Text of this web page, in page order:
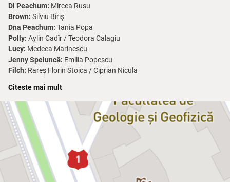
Dl Peachum: Mircea Rusu
Brown: Silviu Biriş
Dna Peachum: Tania Popa
Polly: Aylin Cadîr / Teodora Calagiu
Lucy: Medeea Marinescu
Jenny Speluncă: Emilia Popescu
Filch: Rareș Florin Stoica / Ciprian Nicula
Jakob Sfarmă Țeste:
Robert Fierăstrău:Mihai Verbițchi
Walter Salcie Plângătoare:Orodel Olaru
Jimmy: Silviu Mircescu / Mihai Munteniță
Smith: Daniel Hara / Mihai Munteniță
Părintele Kimball:
Eduard Cîrlan
Orbi, Cerșetori, Polițiști:Rareș Florin Stoica / Eduard Cîrlan /
Alexandru Nicolae Mihai / George Olar / Tiberiu Enache / Horațiu
Citeste mai mult